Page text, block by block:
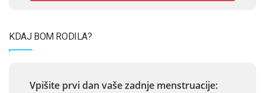
KDAJ BOM RODILA?
Vpišite prvi dan vaše zadnje menstruacije: